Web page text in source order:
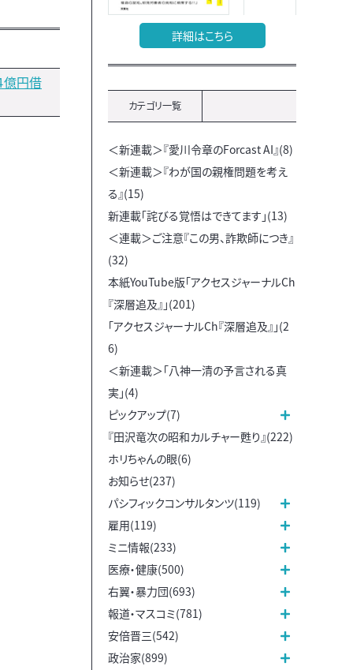
億円借
詳細はこちら
カテゴリ一覧
＜新連載＞『愛川令章のForcast AI』(8)
＜新連載＞『わが国の親権問題を考え
る』(15)
新連載「詫びる覚悟はできてます」(13)
＜連載＞ご注意『この男、詐欺師につき』
(32)
本紙YouTube版「アクセスジャーナルCh
『深層追及』」(201)
「アクセスジャーナルCh『深層追及』」(2
6)
＜新連載＞「八神一清の予言される真
実」(4)
ピックアップ(7)
『田沢竜次の昭和カルチャー甦り』(222)
ホリちゃんの眼(6)
お知らせ(237)
パシフィックコンサルタンツ(119)
雇用(119)
ミニ情報(233)
医療・健康(500)
右翼・暴力団(693)
報道・マスコミ(781)
安倍晋三(542)
政治家(899)